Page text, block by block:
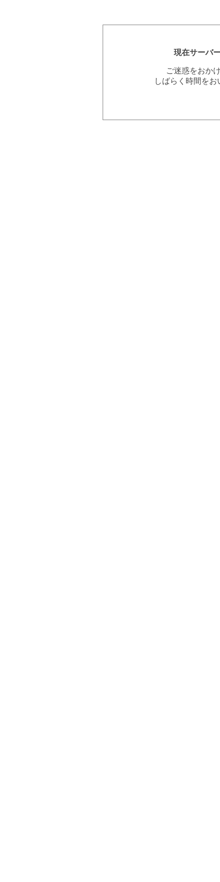
現在サーバ
ご迷惑をおか
しばらく時間を